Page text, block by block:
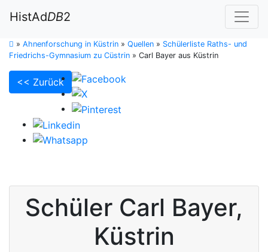
HistAdDB2
» Ahnenforschung in Küstrin » Quellen » Schülerliste Raths- und
Friedrichs-Gymnasium zu Cüstrin » Carl Bayer aus Küstrin
<< Zurück
Schüler Carl Bayer,
Küstrin